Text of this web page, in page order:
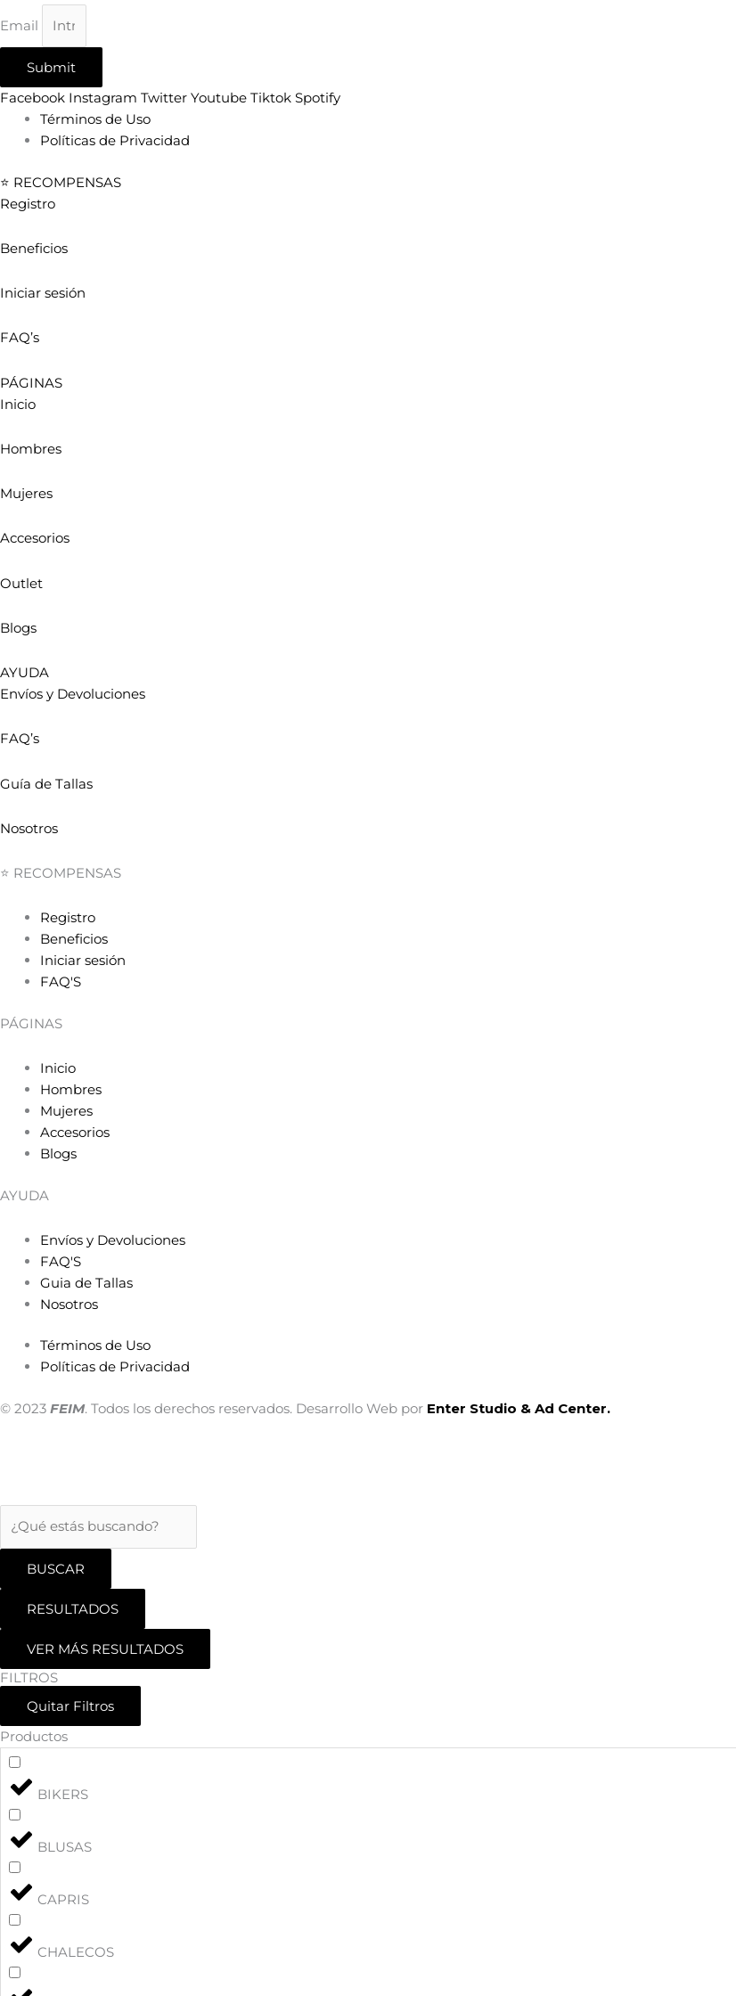
Email
Submit
Facebook Instagram Twitter Youtube Tiktok Spotify
Términos de Uso
Políticas de Privacidad
⭐ RECOMPENSAS
Registro
Beneficios
Iniciar sesión
FAQ’s
PÁGINAS
Inicio
Hombres
Mujeres
Accesorios
Outlet
Blogs
AYUDA
Envíos y Devoluciones
FAQ’s
Guía de Tallas
Nosotros
⭐ RECOMPENSAS
Registro
Beneficios
Iniciar sesión
FAQ'S
PÁGINAS
Inicio
Hombres
Mujeres
Accesorios
Blogs
AYUDA
Envíos y Devoluciones
FAQ'S
Guia de Tallas
Nosotros
Términos de Uso
Políticas de Privacidad
© 2023 FEIM. Todos los derechos reservados. Desarrollo Web por Enter Studio & Ad Center.
BUSCAR
RESULTADOS
VER MÁS RESULTADOS
FILTROS
Quitar Filtros
Productos
BIKERS
BLUSAS
CAPRIS
CHALECOS